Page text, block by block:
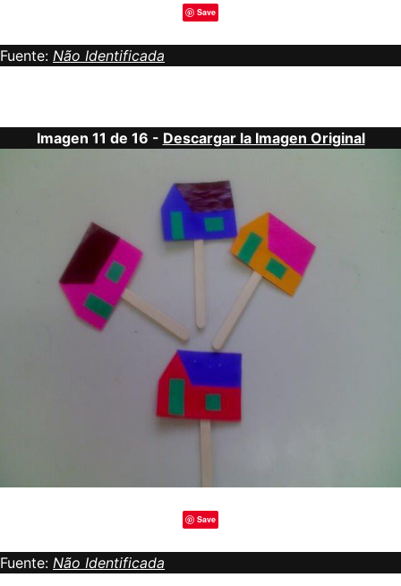
Save
Fuente: Não Identificada
Imagen 11 de 16 - Descargar la Imagen Original
Save
Fuente: Não Identificada